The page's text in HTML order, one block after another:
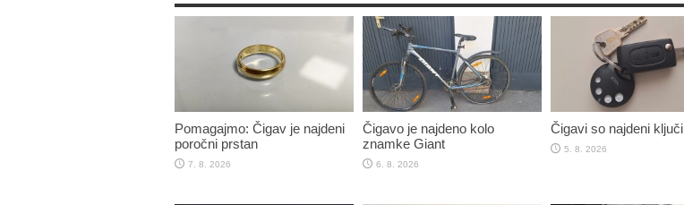
Pomagajmo: Čigav je najdeni
poročni prstan
7. 8. 2026
Čigavo je najdeno kolo
znamke Giant
6. 8. 2026
Čigavi so najdeni ključi
5. 8. 2026